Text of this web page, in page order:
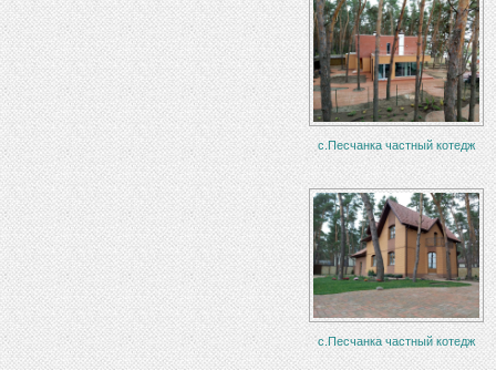
с.Песчанка частный котедж
с.Песчанка частный котедж